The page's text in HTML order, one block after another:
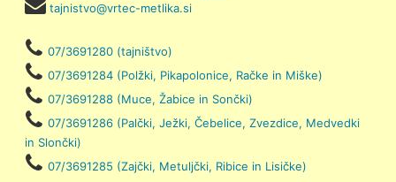
tajnistvo@vrtec-metlika.si
07/3691280 (tajništvo)
07/3691284 (Polžki, Pikapolonice, Račke in Miške)
07/3691288 (Muce, Žabice in Sončki)
07/3691286 (Palčki, Ježki, Čebelice, Zvezdice, Medvedki
in Slončki)
07/3691285 (Zajčki, Metuljčki, Ribice in Lisičke)